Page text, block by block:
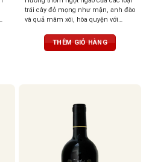
trái cây đỏ mọng như mận, anh đào
và quả mâm xôi, hòa quyện với
vị và vani. Vị chát mềm mại, tròn
trịa, cân bằng hoàn hảo với vị chua
THÊM GIỎ HÀNG